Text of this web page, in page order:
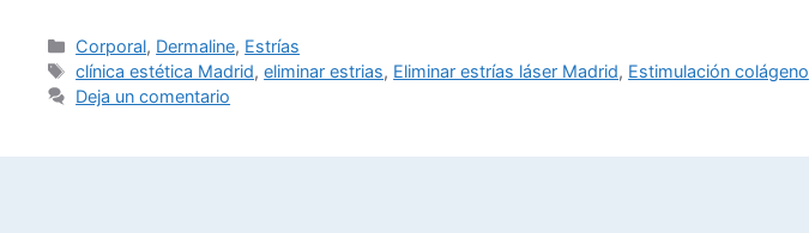
Corporal, Dermaline, Estrías
clínica estética Madrid,eliminar estrias, Eliminar estrías láser Madrid, Estimulación colágeno
Deja un comentario